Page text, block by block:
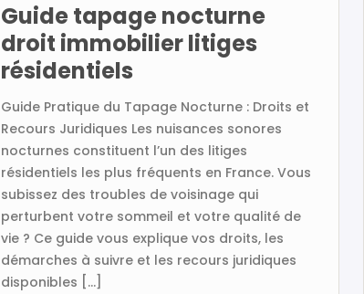
Guide tapage nocturne
droit immobilier litiges
résidentiels
Guide Pratique du Tapage Nocturne : Droits et
Recours Juridiques Les nuisances sonores
nocturnes constituent l’un des litiges
résidentiels les plus fréquents en France. Vous
subissez des troubles de voisinage qui
perturbent votre sommeil et votre qualité de
vie ? Ce guide vous explique vos droits, les
démarches à suivre et les recours juridiques
disponibles […]